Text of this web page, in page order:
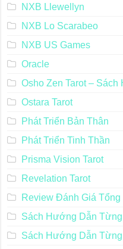
NXB Llewellyn
NXB Lo Scarabeo
NXB US Games
Oracle
Osho Zen Tarot –
Ostara Tarot
Phát Triển Bản Thân
Phát Triển Tinh Thần
Prisma Vision Tarot
Revelation Tarot
Review Đánh Giá
Sách Hướng Dẫn Từng
Sách Hướng Dẫn